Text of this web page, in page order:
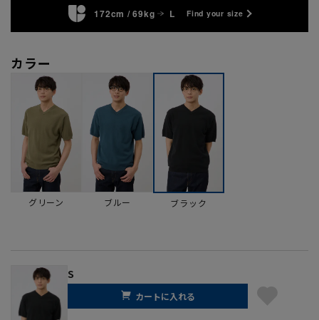
172cm / 69kg L Find your size
カラー
グリーン ブルー ブラック
S
カートに入れる